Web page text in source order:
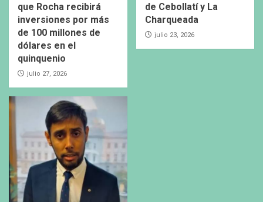
que Rocha recibirá
inversiones por más
de 100 millones de
dólares en el
quinquenio
julio 27, 2026
de Cebollatí y La
Charqueada
julio 23, 2026